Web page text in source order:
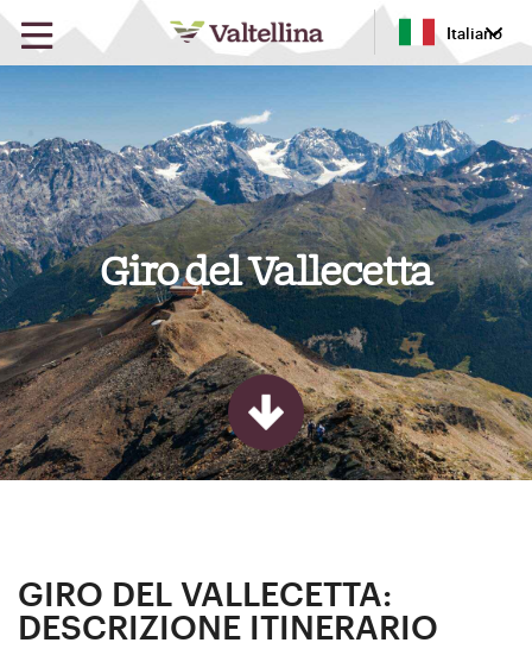
Italiano
Giro del Vallecetta
GIRO DEL VALLECETTA:
DESCRIZIONE ITINERARIO